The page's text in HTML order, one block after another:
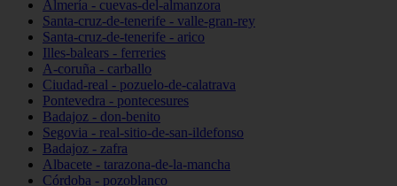
Almería - cuevas-del-almanzora
Santa-cruz-de-tenerife - valle-gran-rey
Santa-cruz-de-tenerife - arico
Illes-balears - ferreries
A-coruña - carballo
Ciudad-real - pozuelo-de-calatrava
Pontevedra - pontecesures
Badajoz - don-benito
Segovia - real-sitio-de-san-ildefonso
Badajoz - zafra
Albacete - tarazona-de-la-mancha
Córdoba - pozoblanco